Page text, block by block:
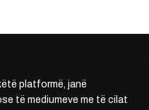
platformë, janë
të mediumeve me të cilat